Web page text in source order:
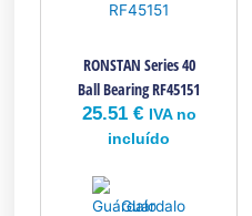
RONSTAN Series 40
Ball Bearing RF45151
25.51 €
IVA no
incluído
Guárdalo